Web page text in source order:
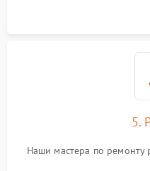
5.
Наши мастера по